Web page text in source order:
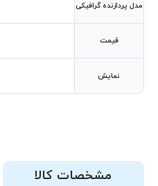
مدل پردازنده گرافیکی
قیمت
نمایش
مشخصات کالا